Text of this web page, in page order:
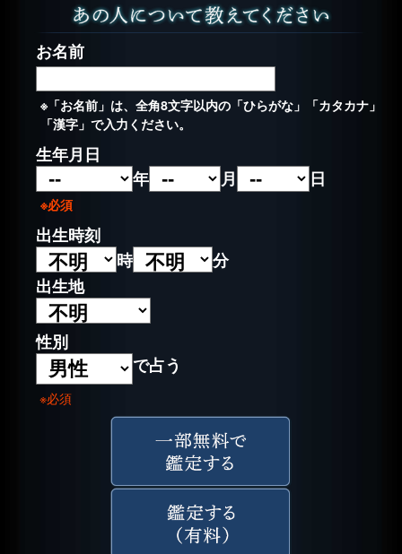
お名前
※「お名前」は、全角8文字以内の「ひらがな」「カタカナ」
「漢字」で入力ください。
生年月日
年
月 日
※必須
出生時刻
時
分
出生地
性別
で占う
※必須